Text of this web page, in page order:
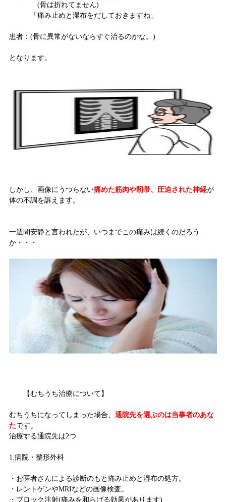
(骨は折れてません)
「痛み止めと湿布をだしておきますね」
患者：(骨に異常がないならすぐ治るのかな。)
となります。
しかし、画像にうつらない痛めた筋肉や靭帯、圧迫された神経が
体の不調を訴えます。
一週間安静と言われたが、いつまでこの痛みは続くのだろう
か・・・
【むちうち治療について】
むちうちになってしまった場合、 通院先を選ぶのは当事者のあな
たです。
治療する通院先は2つ
1.病院・整形外科
・お医者さんによる診断のもと痛み止めと湿布の処方。
・レントゲンやMRIなどの画像検査。
・ブロック注射(痛みを和らげる効果があります)